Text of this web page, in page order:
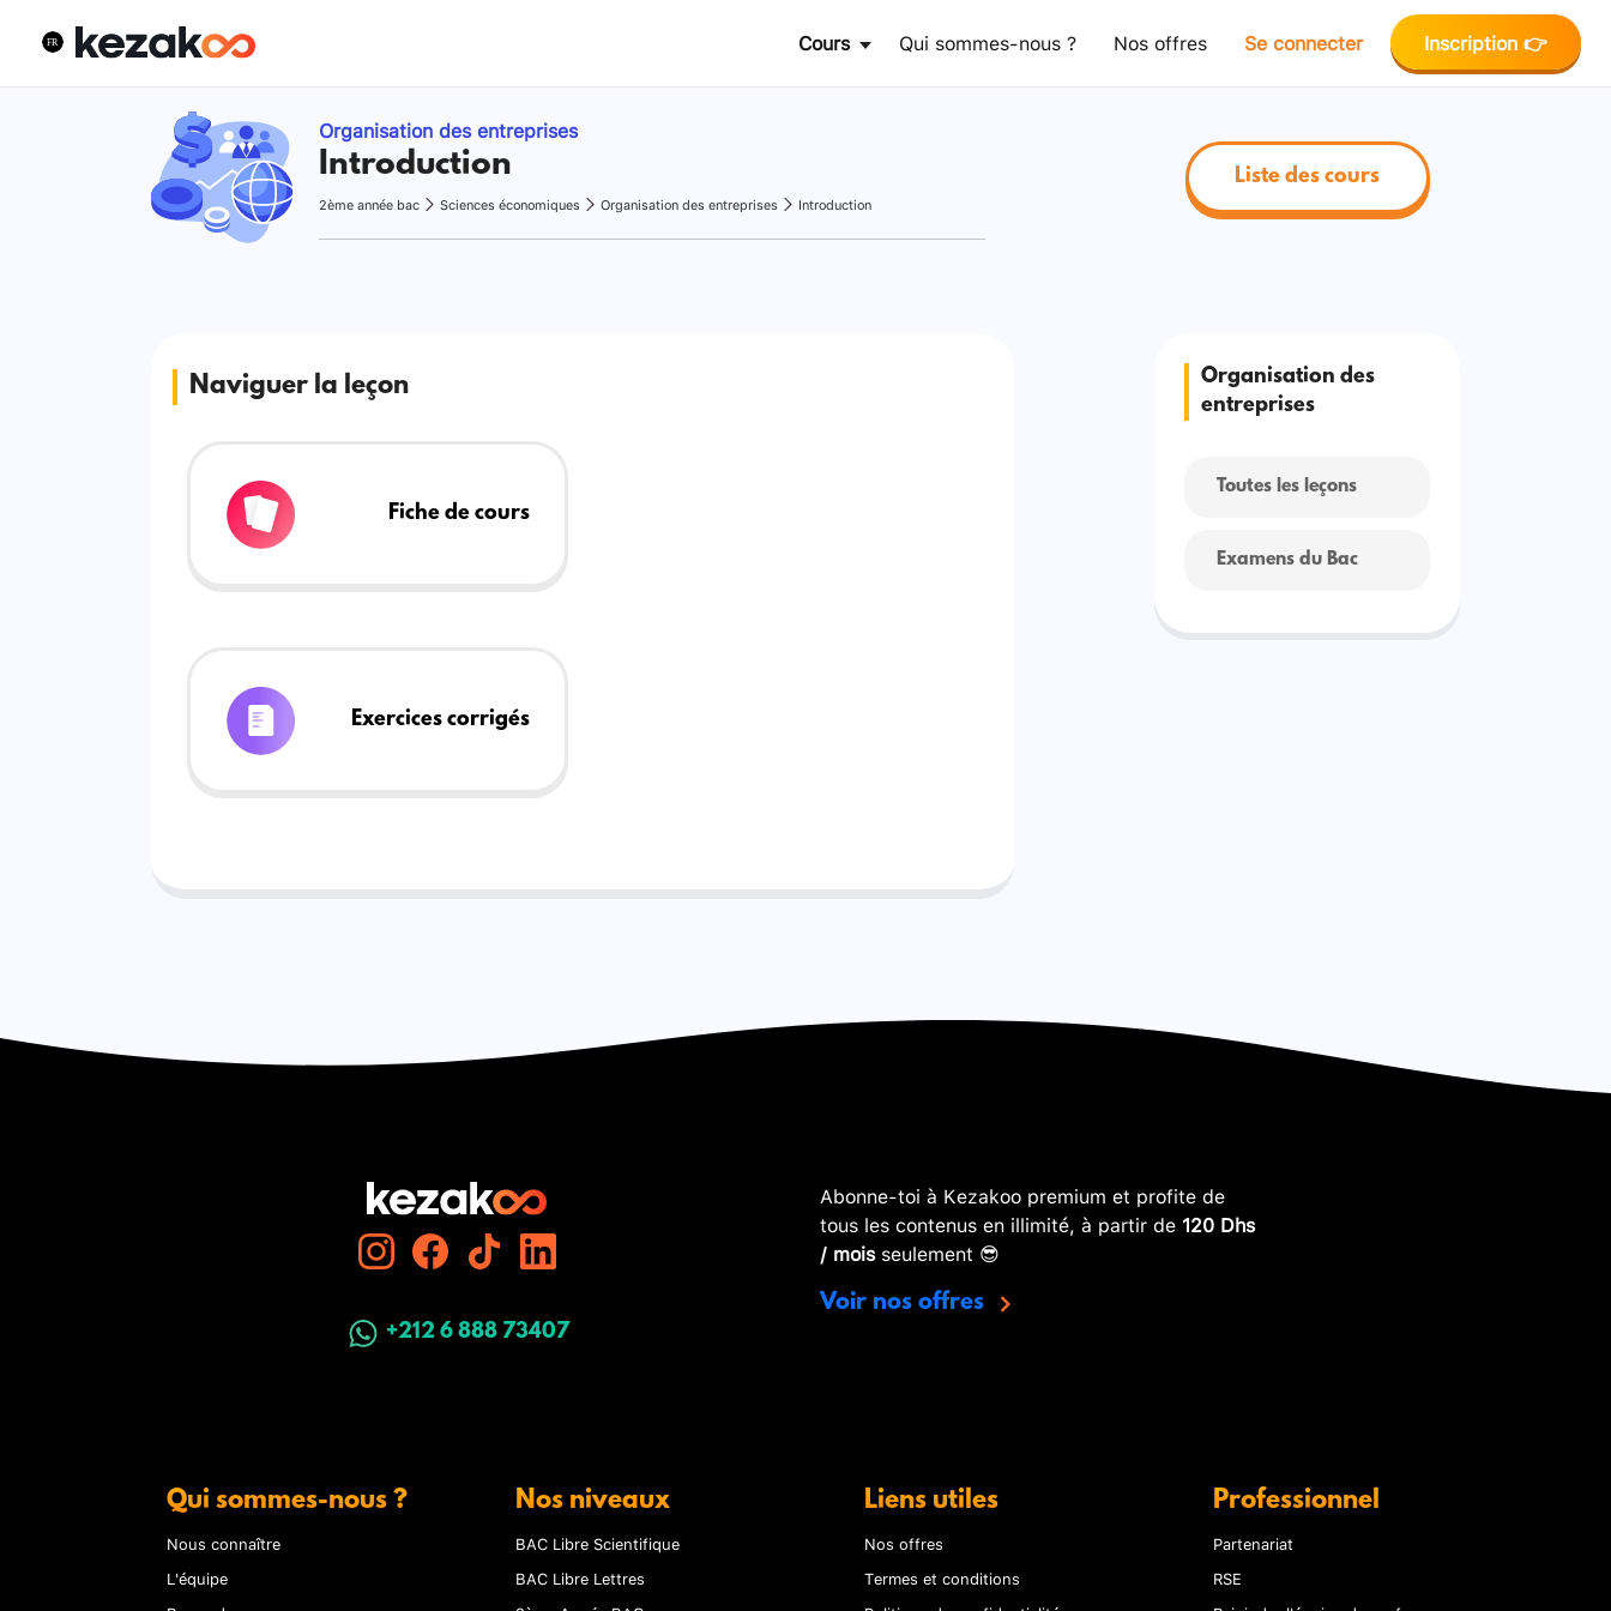
Cours Qui sommes-nous ? Nos offres Se connecter Inscription 👉
Organisation des entreprises
Introduction
2ème année bac Sciences économiques Organisation des entreprises Introduction
Liste des cours
Naviguer la leçon
Fiche de cours
Exercices corrigés
Organisation des
entreprises
Toutes les leçons
Examens du Bac
+212 6 888 73407
Abonne-toi à Kezakoo premium et profite de
tous les contenus en illimité, à partir de 120 Dhs
/ moisseulement 😎
Voir nos offres
Qui sommes-nous ?
Nous connaître
L'équipe
Nos niveaux
BAC Libre Scientifique
BAC Libre Lettres
Liens utiles
Nos offres
Termes et conditions
Professionnel
Partenariat
RSE